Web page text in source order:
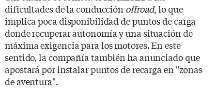
dificultades de la conducción offroad, lo que
implica poca disponibilidad de puntos de carga
donde recuperar autonomía y una situación de
máxima exigencia para los motores. En este
sentido, la compañía también ha anunciado que
apostará por instalar puntos de recarga en "zonas
de aventura".